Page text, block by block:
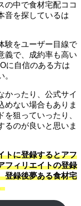
の中で食材宅配ココ
音を探しているは
験をユーザー目線で
義で、成約率も高い
に自信のある方は
かったり、公式サイ
めない場合もありま
狙っていったり、
るのが良いと思いま
トに登録するとアフ
フィリエイトの登録
登録後夢ある食材宅